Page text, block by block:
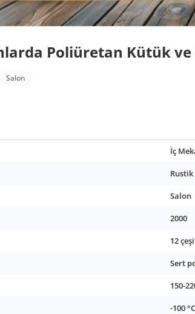
Poliüretan Kütük ve
Salon
İç
Rustik
Salon
2000
12
Sert
150-
-100